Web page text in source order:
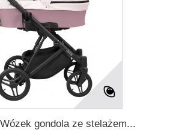
gondola ze stelażem...